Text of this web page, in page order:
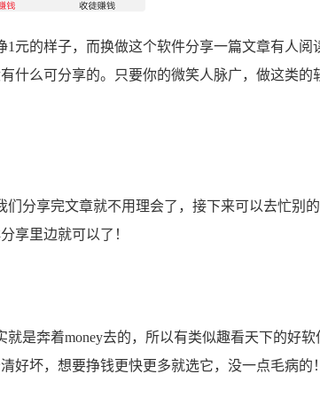
的样子，而换做这个软件分享一篇文章有人阅
什么可分享的。只要你的微笑人脉广，做这类的
分享完文章就不用理会了，接下来可以去忙别
享里边就可以了！
是奔着money去的，所以有类似趣看天下的好软
好坏，想要挣钱更快更多就选它，没一点毛病的